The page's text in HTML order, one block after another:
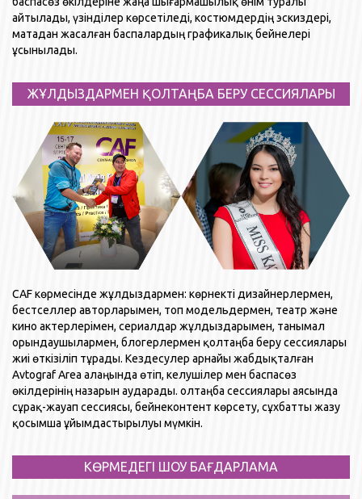
айтылады, үзінділер көрсетіледі, костюмдердің эскиздері,
матадан жасалған баспалардың графикалық бейнелері
ұсынылады.
ЖҰЛДЫЗДАРМЕН ҚОЛТАҢБА БЕРУ СЕССИЯЛАРЫ
CAF көрмесінде жұлдыздармен: көрнекті дизайнерлермен,
бестселлер авторларымен, топ модельдермен, театр және
кино актерлерімен, сериалдар жұлдыздарымен, танымал
орындаушылармен, блогерлермен қолтаңба беру сессиялары
жиі өткізіліп тұрады. Кездесулер арнайы жабдықталған
Avtograf Area алаңында өтіп, келушілер мен баспасөз
өкілдерінің назарын аударады. Қолтаңба сессиялары аясында
сұрақ-жауап сессиясы, бейнеконтент көрсету, сұхбатты жазу
қосымша ұйымдастырылуы мүмкін.
КӨРМЕДЕГІ ШОУ БАҒДАРЛАМА